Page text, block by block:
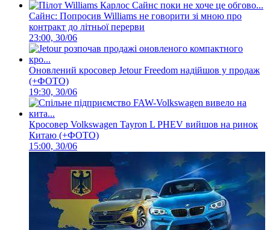
Сайнс: Попросив Williams не говорити зі мною про
контракт до літньої перерви
23:00, 30/06
Оновлений кросовер Jetour Freedom надійшов у продаж
(+ФОТО)
19:30, 30/06
Кросовер Volkswagen Tayron L PHEV вийшов на ринок
Китаю (+ФОТО)
15:00, 30/06